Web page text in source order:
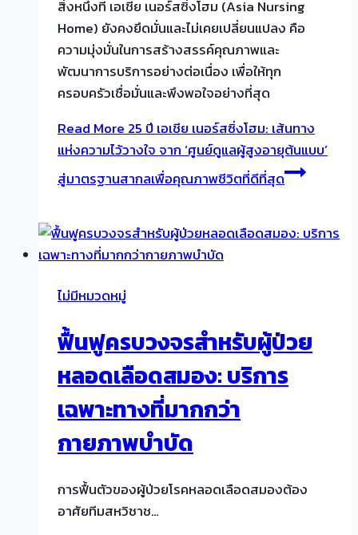
สิ่งหนึ่งที่ เอเชีย เนอร์สซิ่งโฮม (Asia Nursing
Home) ยังคงยึดมั่นและไม่เคยเปลี่ยนแปลง คือ
ความมุ่งมั่นในการสร้างสรรค์คุณภาพและ
พัฒนาการบริการอย่างต่อเนื่อง เพื่อให้ทุก
ครอบครัวเชื่อมั่นและพึงพอใจอย่างที่สุด
Read More25 ปี เอเชีย เนอร์สซิ่งโฮม: เส้นทาง
แห่งความไว้วางใจ จาก ‘ศูนย์ดูแลผู้สูงอายุต้นแบบ’
สู่มาตรฐานสากลเพื่อคุณภาพชีวิตที่ดีที่สุด
ไม่มีหมวดหมู่
ฟื้นฟูครบวงจรสำหรับผู้ป่วย
หลอดเลือดสมอง: บริการ
เฉพาะทางที่มากกว่า
กายภาพบำบัด
การฟื้นตัวของผู้ป่วยโรคหลอดเลือดสมองต้อง
อาศัยทีมสหวิชาช…